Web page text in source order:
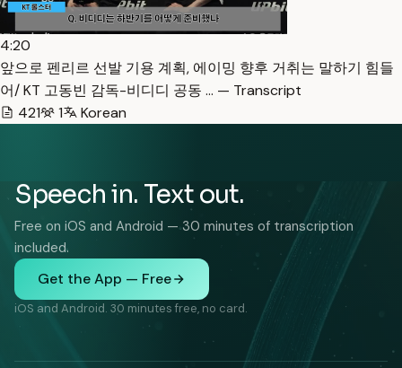
4:20
앞으로 펜리르 선발 기용 계획, 에이밍 향후 거취는 말하기 힘들
어/ KT 고동빈 감독-비디디 공동 … — Transcript
421
1 Korean
Speech in. Text out.
Free on iOS and Android — 30 minutes of transcription
included.
Get the App — Free
iOS and Android. 30 minutes free, no card.